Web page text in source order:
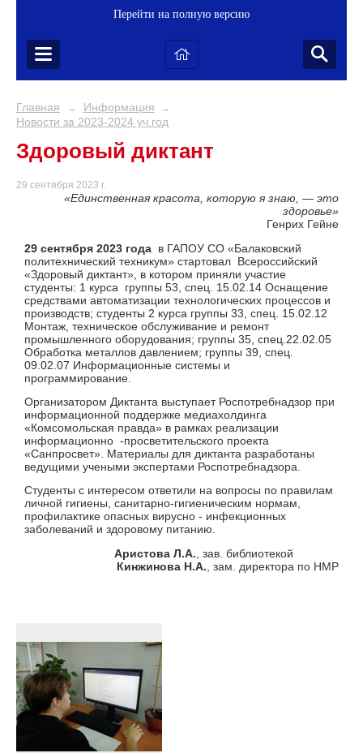
Перейти на полную версию
Главная → Информация →
Новости за 2023-2024 уч.год
Здоровый диктант
29 сентября 2023 г.
«Единственная красота, которую я знаю, — это
здоровье»
Генрих Гейне
29 сентября 2023 года в ГАПОУ СО «Балаковский
политехнический техникум» стартовал Всероссийский
«Здоровый диктант» , в котором приняли участие
студенты: 1 курса группы 53, спец. 15.02.14 Оснащение
средствами автоматизации технологических процессов и
производств; студенты 2 курса группы 33, спец. 15.02.12
Монтаж, техническое обслуживание и ремонт
промышленного оборудования; группы 35, спец.22.02.05
Обработка металлов давлением; группы 39, спец.
09.02.07 Информационные системы и
программирование.
Организатором Диктанта выступает Роспотребнадзор при
информационной поддержке медиахолдинга
«Комсомольская правда» в рамках реализации
информационно -просветительского проекта
«Санпросвет». Материалы для диктанта разработаны
ведущими учеными экспертами Роспотребнадзора.
Студенты с интересом ответили на вопросы по правилам
личной гигиены, санитарно-гигиеническим нормам,
профилактике опасных вирусно - инфекционных
заболеваний и здоровому питанию.
Аристова Л.А. , зав. библиотекой
Кинжинова Н.А. , зам. директора по НМР